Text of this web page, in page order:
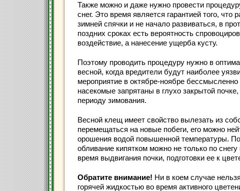
Также можно и даже нужно провести
снег. Это время является гарантией того, что
зимней спячки и не начало развиваться, в
поздних сроках есть вероятность
воздействие, а нанесение ущерба кусту.
Поэтому проводить процедуру нужно в
весной, когда вредители будут наиболее
мероприятие в октябре-ноябре бессмысленно
насекомые запрятаны в глухо закрытой
периоду зимования.
Весной клещ имеет свойство вылезать из
перемещаться на новые побеги, его можно
орошения водой повышенной температуры.
обливание кипятком можно не только по
время выдвигания почки, подготовки ее к
Обратите внимание! Ни в коем случае
горячей жидкостью во время активного